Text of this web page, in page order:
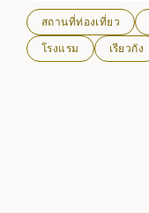
สถานที่ท่องเที่ยว
โรงแรม
เรียวกัง